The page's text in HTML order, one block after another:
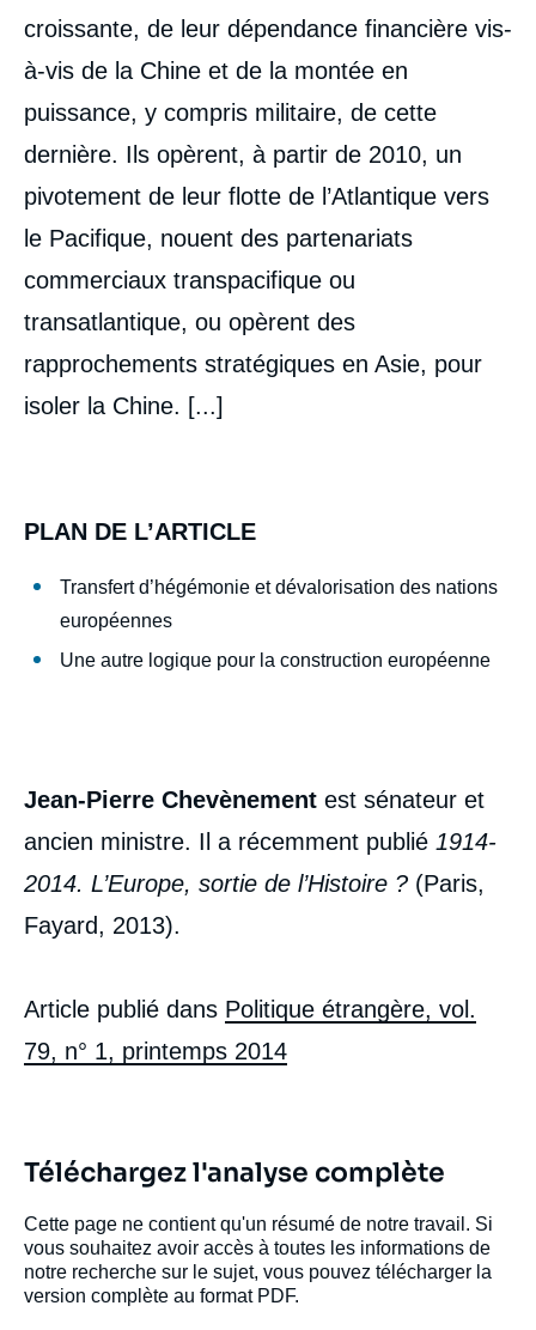
croissante, de leur dépendance financière vis-
à-vis de la Chine et de la montée en
puissance, y compris militaire, de cette
dernière. Ils opèrent, à partir de 2010, un
pivotement de leur flotte de l’Atlantique vers
le Pacifique, nouent des partenariats
commerciaux transpacifique ou
transatlantique, ou opèrent des
rapprochements stratégiques en Asie, pour
isoler la Chine. [...]
PLAN DE L’ARTICLE
Transfert d’hégémonie et dévalorisation des nations
européennes
Une autre logique pour la construction européenne
Jean-Pierre Chevènement est sénateur et
ancien ministre. Il a récemment publié 1914-
2014. L’Europe, sortie de l’Histoire ? (Paris,
Fayard, 2013).
Article publié dans Politique étrangère, vol.
79, n° 1, printemps 2014
Téléchargez l'analyse complète
Cette page ne contient qu'un résumé de notre travail. Si
vous souhaitez avoir accès à toutes les informations de
notre recherche sur le sujet, vous pouvez télécharger la
version complète au format PDF.
couverture
de
publication
Jean-Pierre CHEVENEMENT, « La place de
Politique étrangère, Articles, Ifri, 20 mars
Copier